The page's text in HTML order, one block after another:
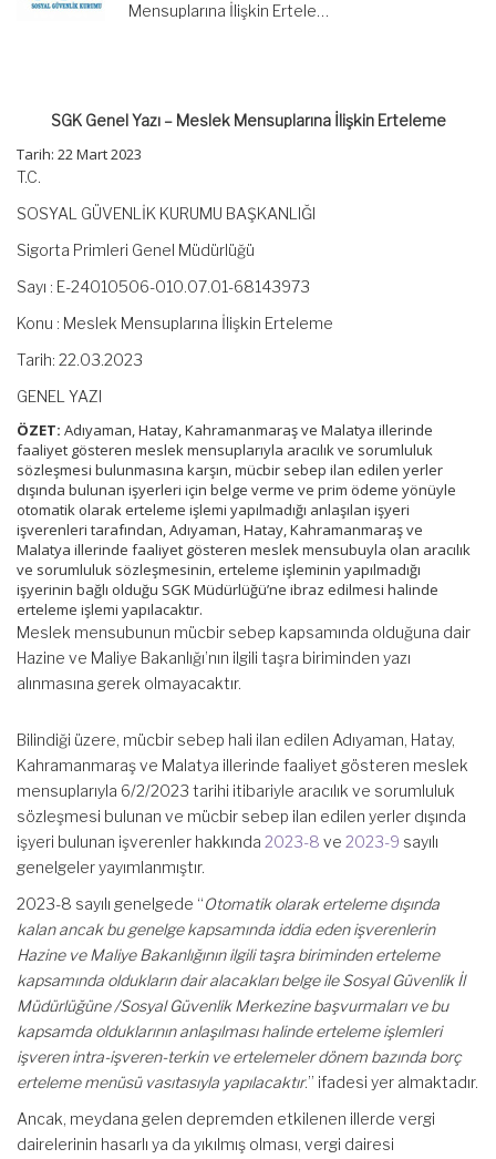
Mensuplarına İlişkin Ertele…
SGK Genel Yazı – Meslek Mensuplarına İlişkin Erteleme
Tarih: 22 Mart 2023
T.C.
SOSYAL GÜVENLİK KURUMU BAŞKANLIĞI
Sigorta Primleri Genel Müdürlüğü
Sayı : E-24010506-010.07.01-68143973
Konu : Meslek Mensuplarına İlişkin Erteleme
Tarih: 22.03.2023
GENEL YAZI
ÖZET: Adıyaman, Hatay, Kahramanmaraş ve Malatya illerinde
faaliyet gösteren meslek mensuplarıyla aracılık ve sorumluluk
sözleşmesi bulunmasına karşın, mücbir sebep ilan edilen yerler
dışında bulunan işyerleri için belge verme ve prim ödeme yönüyle
otomatik olarak erteleme işlemi yapılmadığı anlaşılan işyeri
işverenleri tarafından, Adıyaman, Hatay, Kahramanmaraş ve
Malatya illerinde faaliyet gösteren meslek mensubuyla olan aracılık
ve sorumluluk sözleşmesinin, erteleme işleminin yapılmadığı
işyerinin bağlı olduğu SGK Müdürlüğü’ne ibraz edilmesi halinde
erteleme işlemi yapılacaktır.
Meslek mensubunun mücbir sebep kapsamında olduğuna dair
Hazine ve Maliye Bakanlığı’nın ilgili taşra biriminden yazı
alınmasına gerek olmayacaktır.
Bilindiği üzere, mücbir sebep hali ilan edilen Adıyaman, Hatay,
Kahramanmaraş ve Malatya illerinde faaliyet gösteren meslek
mensuplarıyla 6/2/2023 tarihi itibariyle aracılık ve sorumluluk
sözleşmesi bulunan ve mücbir sebep ilan edilen yerler dışında
işyeri bulunan işverenler hakkında 2023-8 ve 2023-9 sayılı
genelgeler yayımlanmıştır.
2023-8 sayılı genelgede “Otomatik olarak erteleme dışında
kalan ancak bu genelge kapsamında iddia eden işverenlerin
Hazine ve Maliye Bakanlığının ilgili taşra biriminden erteleme
kapsamında oldukların dair alacakları belge ile Sosyal Güvenlik İl
Müdürlüğüne /Sosyal Güvenlik Merkezine başvurmaları ve bu
kapsamda olduklarının anlaşılması halinde erteleme işlemleri
işveren intra-işveren-terkin ve ertelemeler dönem bazında borç
erteleme menüsü vasıtasıyla yapılacaktır.” ifadesi yer almaktadır.
Ancak, meydana gelen depremden etkilenen illerde vergi
dairelerinin hasarlı ya da yıkılmış olması, vergi dairesi